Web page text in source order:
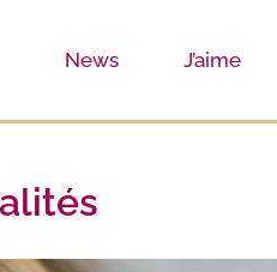
News J’aime